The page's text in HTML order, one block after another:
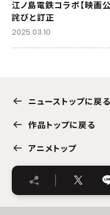
江ノ島電鉄コラボ【映画
詫びと訂正
2025.03.10
ニューストップに戻る
作品トップに戻る
アニメトップ